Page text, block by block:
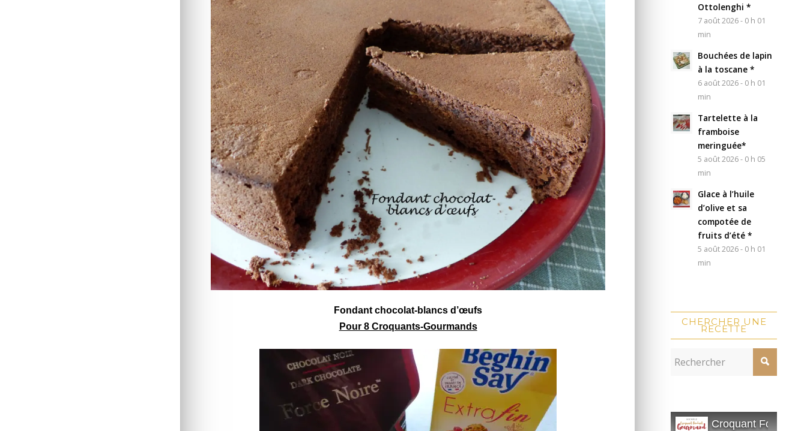
Fondant chocolat-blancs d’œufs
Pour 8 Croquants-Gourmands
Ottolenghi *
7 août 2026 - 0 h 01
min
Bouchées de lapin
à la toscane *
6 août 2026 - 0 h 01
min
Tartelette à la
framboise
meringuée*
5 août 2026 - 0 h 05
min
Glace à l’huile
d’olive et sa
compotée de
fruits d’été *
5 août 2026 - 0 h 01
min
CHERCHER UNE
RECETTE
Croquant Fondant